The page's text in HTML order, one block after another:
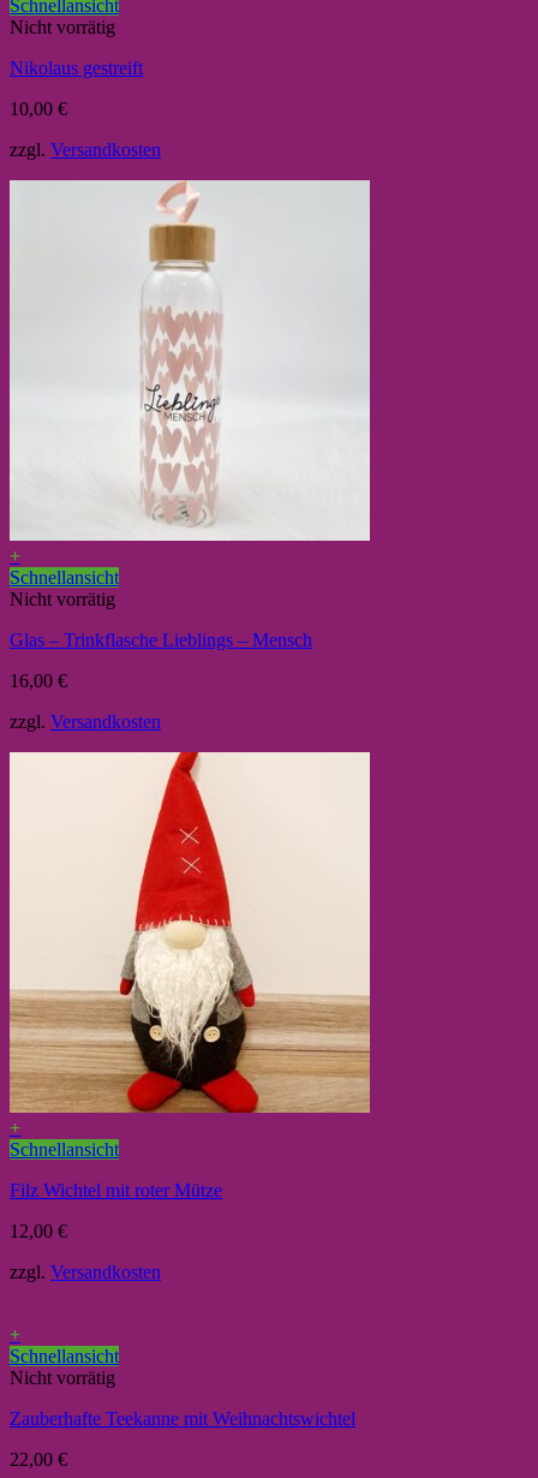
Schnellansicht
Nicht vorrätig
Nikolaus gestreift
10,00 €
zzgl. Versandkosten
+
Schnellansicht
Nicht vorrätig
Glas – Trinkflasche Lieblings – Mensch
16,00 €
zzgl. Versandkosten
+
Schnellansicht
Filz Wichtel mit roter Mütze
12,00 €
zzgl. Versandkosten
+
Schnellansicht
Nicht vorrätig
Zauberhafte Teekanne mit Weihnachtswichtel
22,00 €